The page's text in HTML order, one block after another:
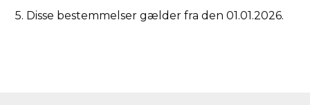
5. Disse bestemmelser gælder fra den 01.01.2026.